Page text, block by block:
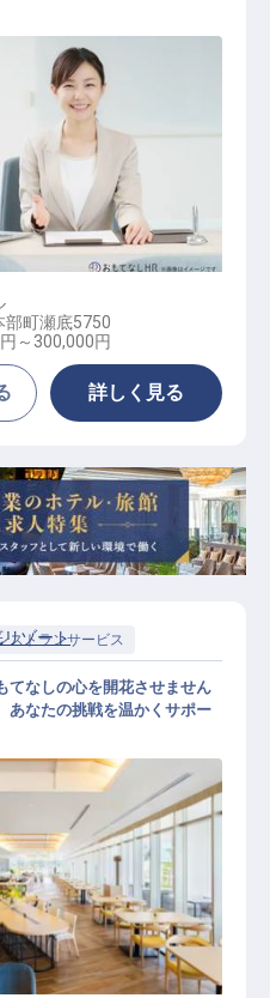
リクルーター
部町瀬底5750
～ 300,000円
詳しく見る
ストランサービス
サービス
リゾート
てなしの心を開花させません
あなたの挑戦を温かくサポー